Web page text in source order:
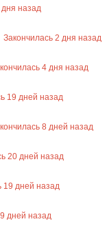
дня назад
Закончилась 2 дня назад
4 дня назад
19 дней назад
8 дней назад
20 дней назад
19 дней назад
дней назад